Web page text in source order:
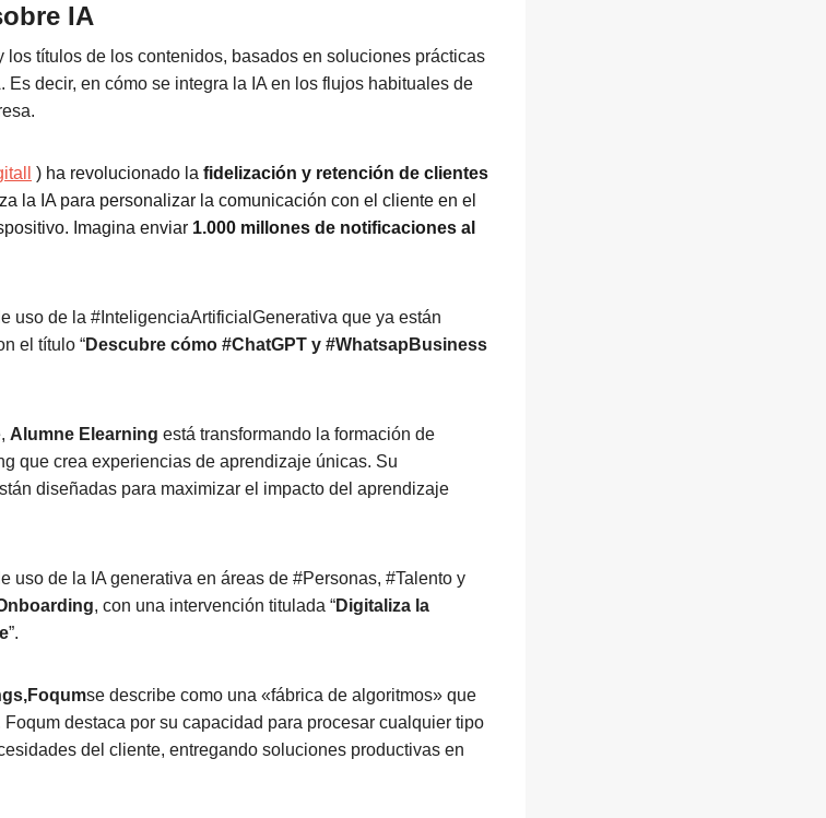
IA
los títulos de los contenidos, basados en soluciones prácticas
Es decir, en cómo se integra la IA en los flujos habituales de
) ha revolucionado la fidelización y retención de clientes
la IA para personalizar la comunicación con el cliente en el
Imagina enviar 1.000 millones de notificaciones al
uso de la #InteligenciaArtificialGenerativa que ya están
el título “Descubre cómo #ChatGPT y #WhatsapBusiness
Alumne Elearning está transformando la formación de
que crea experiencias de aprendizaje únicas. Su
diseñadas para maximizar el impacto del aprendizaje
uso de la IA generativa en áreas de #Personas, #Talento y
, con una intervención titulada “Digitaliza la
”.
Foqumse describe como una «fábrica de algoritmos» que
destaca por su capacidad para procesar cualquier tipo
del cliente, entregando soluciones productivas en